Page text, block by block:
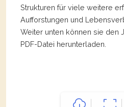
Strukturen für viele weitere
Aufforstungen und
Weiter unten können sie den
PDF-Datei herunterladen.